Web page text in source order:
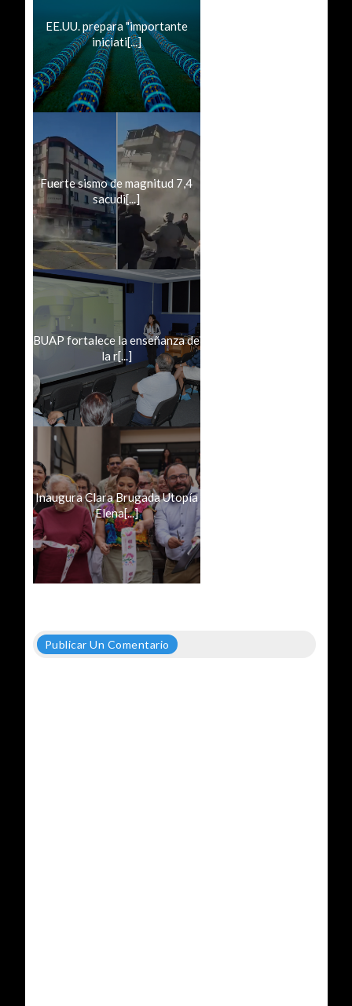
EE.UU. prepara "importante
iniciati[...]
Fuerte sismo de magnitud 7,4
sacudi[...]
BUAP fortalece la enseñanza de
la r[...]
Inaugura Clara Brugada Utopía
Elena[...]
Publicar Un Comentario